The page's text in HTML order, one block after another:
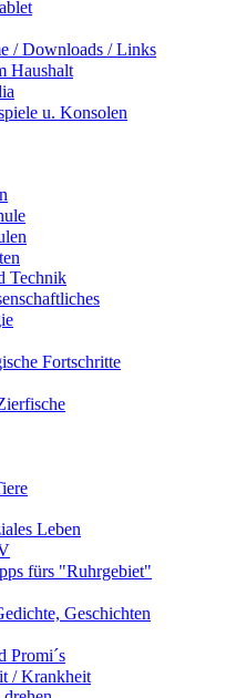
/ Downloads / Links
Haushalt
u. Konsolen
Technik
Fortschritte
Leben
fürs "Ruhrgebiet"
Geschichten
Promi´s
/ Krankheit